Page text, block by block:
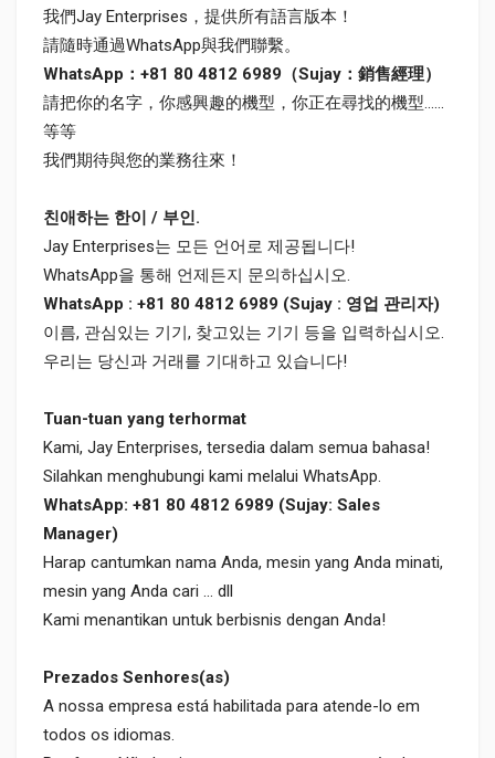
我們Jay Enterprises，提供所有語言版本！
請隨時通過WhatsApp與我們聯繫。
WhatsApp：+81 80 4812 6989（Sujay：銷售經理）
請把你的名字，你感興趣的機型，你正在尋找的機型......
等等
我們期待與您的業務往來！
친애하는 한이 / 부인.
Jay Enterprises는 모든 언어로 제공됩니다!
WhatsApp을 통해 언제든지 문의하십시오.
WhatsApp : +81 80 4812 6989 (Sujay : 영업 관리자)
이름, 관심있는 기기, 찾고있는 기기 등을 입력하십시오.
우리는 당신과 거래를 기대하고 있습니다!
Tuan-tuan yang terhormat
Kami, Jay Enterprises, tersedia dalam semua bahasa!
Silahkan menghubungi kami melalui WhatsApp.
WhatsApp: +81 80 4812 6989 (Sujay: Sales
Manager)
Harap cantumkan nama Anda, mesin yang Anda minati,
mesin yang Anda cari ... dll
Kami menantikan untuk berbisnis dengan Anda!
Prezados Senhores(as)
A nossa empresa está habilitada para atende-lo em
todos os idiomas.